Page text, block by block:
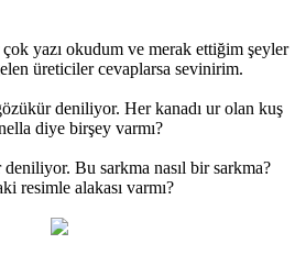
yazı okudum ve merak ettiğim şeyler
üreticiler cevaplarsa sevinirim.
deniliyor. Her kanadı ur olan kuş
diye birşey varmı?
Bu sarkma nasıl bir sarkma?
resimle alakası varmı?